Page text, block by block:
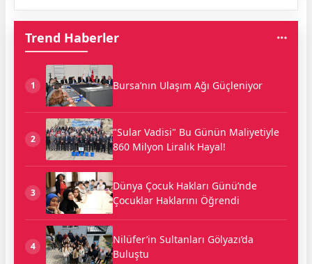
Trend Haberler
1 Bursa’nın Ulaşım Ağı Güçleniyor
2
"Sular Vadisi" Bu Günün Maliyetiyle
860 Milyon Liralık Hayal!
3
Dünya Çocuk Hakları Günü’nde
Çocuklar Haklarını Öğrendi
4
Nilüfer’in Sultanları Gölyazı’da
Buluştu